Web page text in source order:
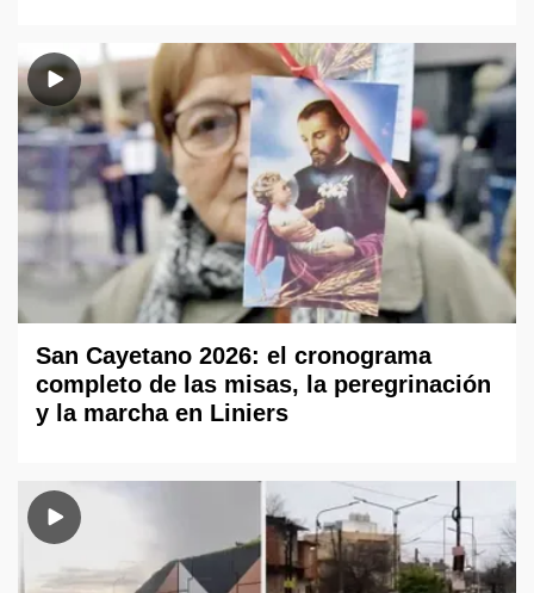
San Cayetano 2026: el cronograma
completo de las misas, la peregrinación
y la marcha en Liniers